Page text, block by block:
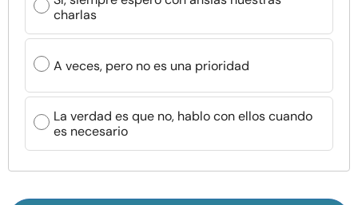
Recursos
Comunidad
Encuentra un terapeuta
charlas
A veces, pero no es una prioridad
La verdad es que no, hablo con ellos cuando
es necesario